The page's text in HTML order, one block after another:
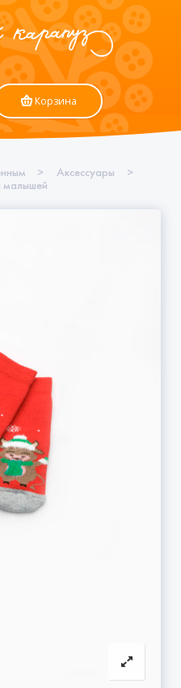
Корзина
> Аксессуары
>
малышей